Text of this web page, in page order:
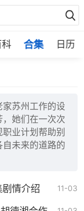
合集 日历
苏州工作的设
她们在一次次
业计划帮助别
未来的道路的
剧情介绍 11-03